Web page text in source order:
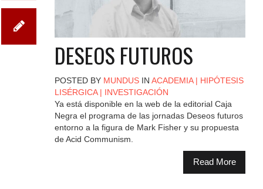
DESEOS FUTUROS
POSTED BY MUNDUSIN ACADEMIA| HIPÓTESIS
LISÉRGICA| INVESTIGACIÓN
Ya está disponible en la web de la editorial Caja
Negra el programa de las jornadas Deseos futuros
entorno a la figura de Mark Fisher y su propuesta
de Acid Communism.
Read More